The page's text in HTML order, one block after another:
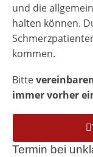
und die
halten können.
kommen.
Bitte
immer vorher
Termin bei